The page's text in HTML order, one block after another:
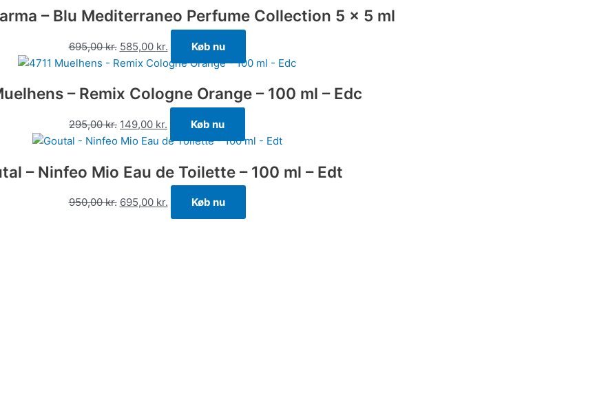
– Blu Mediterraneo Perfume Collection 5 x 5 ml
695,00kr. 585,00 kr. Køb nu
– Remix Cologne Orange – 100 ml – Edc
295,00kr. 149,00 kr. Køb nu
– Ninfeo Mio Eau de Toilette – 100 ml – Edt
950,00kr. 695,00 kr. Køb nu